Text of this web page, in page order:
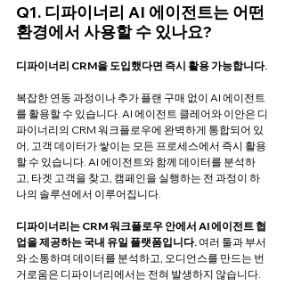
Q1. 디파이너리 AI 에이전트는 어떤
환경에서 사용할 수 있나요?
디파이너리 CRM을 도입했다면 즉시 활용 가능합니다.
복잡한 연동 과정이나 추가 플랜 구매 없이 AI 에이전트
를 활용할 수 있습니다. AI 에이전트 클레어와 이안은 디
파이너리의 CRM 워크플로우에 완벽하게 통합되어 있
어, 고객 데이터가 쌓이는 모든 프로세스에서 즉시 활용
할 수 있습니다. AI 에이전트와 함께 데이터를 분석하
고, 타겟 고객을 찾고, 캠페인을 실행하는 전 과정이 하
나의 솔루션에서 이루어집니다.
디파이너리는 CRM 워크플로우 안에서 AI 에이전트 협
업을 제공하는 국내 유일 플랫폼입니다. 여러 툴과 부서
와 소통하며 데이터를 분석하고, 오디언스를 만드는 번
거로움은 디파이너리에서는 전혀 발생하지 않습니다.